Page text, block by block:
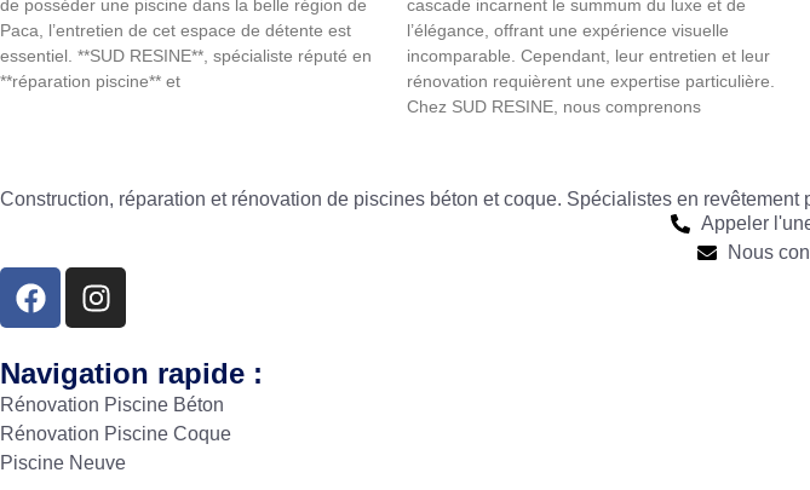
de posséder une piscine dans la belle région de
Paca, l’entretien de cet espace de détente est
essentiel. **SUD RESINE**, spécialiste réputé en
**réparation piscine** et
cascade incarnent le summum du luxe et de
l’élégance, offrant une expérience visuelle
incomparable. Cependant, leur entretien et leur
rénovation requièrent une expertise particulière.
Chez SUD RESINE, nous comprenons
Construction, réparation et rénovation de piscines béton et coque. Spécialistes en revêtement
Appeler
Nous
Navigation rapide :
Rénovation Piscine Béton
Rénovation Piscine Coque
Piscine Neuve